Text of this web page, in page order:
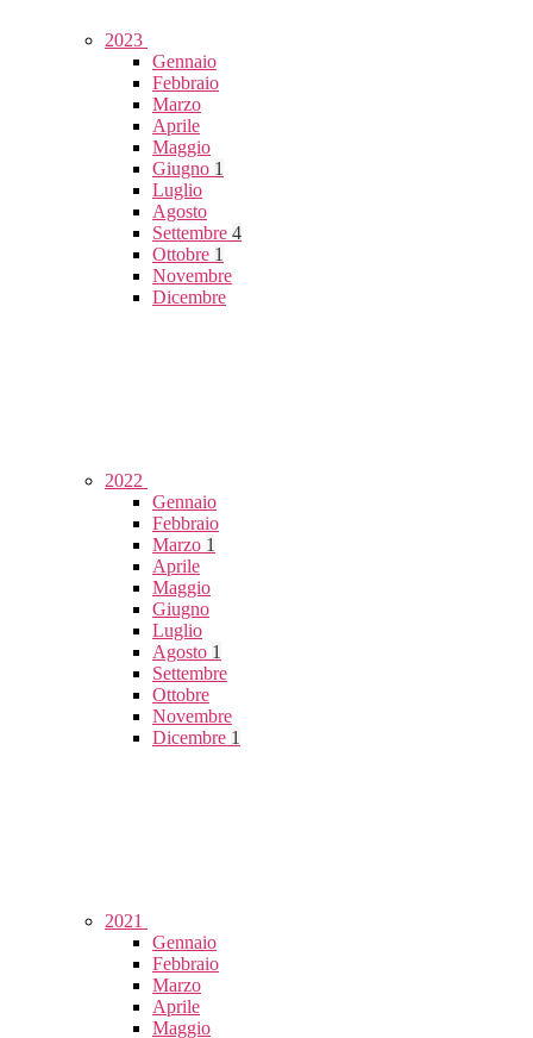
2023
Gennaio
Febbraio
Marzo
Aprile
Maggio
Giugno 1
Luglio
Agosto
Settembre 4
Ottobre 1
Novembre
Dicembre
2022
Gennaio
Febbraio
Marzo 1
Aprile
Maggio
Giugno
Luglio
Agosto 1
Settembre
Ottobre
Novembre
Dicembre 1
2021
Gennaio
Febbraio
Marzo
Aprile
Maggio